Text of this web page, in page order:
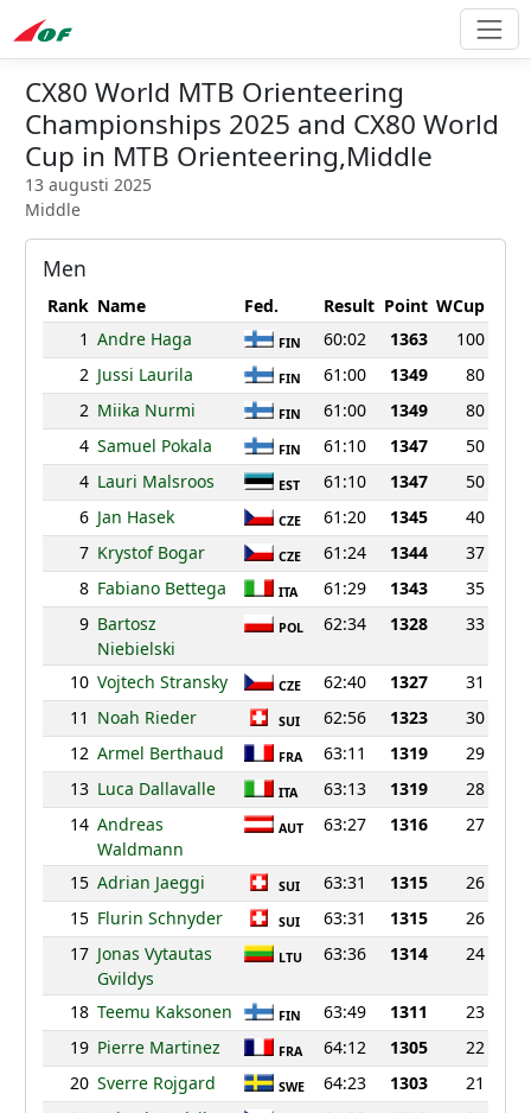
CX80 World MTB Orienteering
Championships 2025 and CX80 World
Cup in MTB Orienteering,Middle
13 augusti 2025
Middle
Men
Rank Name Fed. Result Point WCup
1 Andre Haga FIN 60:02 1363
100
2 Jussi Laurila FIN 61:00 1349
80
2 Miika Nurmi FIN 61:00 1349
80
4 Samuel Pokala FIN 61:10 1347
50
4 Lauri Malsroos EST 61:10 1347
50
6 Jan Hasek CZE 61:20 1345
40
7 Krystof Bogar CZE 61:24 1344
37
8 Fabiano Bettega ITA 61:29 1343
35
9 Bartosz
Niebielski
POL 62:34 1328 33
10 Vojtech Stransky CZE 62:40 1327
31
11 Noah Rieder SUI 62:56 1323
30
12 Armel Berthaud FRA 63:11 1319
29
13 Luca Dallavalle ITA 63:13 1319
28
14 Andreas
Waldmann
AUT 63:27 1316 27
15 Adrian Jaeggi SUI 63:31 1315
26
15 Flurin Schnyder SUI 63:31 1315
26
17 Jonas Vytautas
Gvildys
LTU 63:36 1314 24
18 Teemu Kaksonen FIN 63:49 1311
23
19 Pierre Martinez FRA 64:12 1305
22
20 Sverre Rojgard SWE 64:23 1303
21